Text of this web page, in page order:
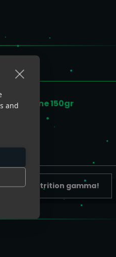
Creatine 150gr
Nutrition gamma!
and